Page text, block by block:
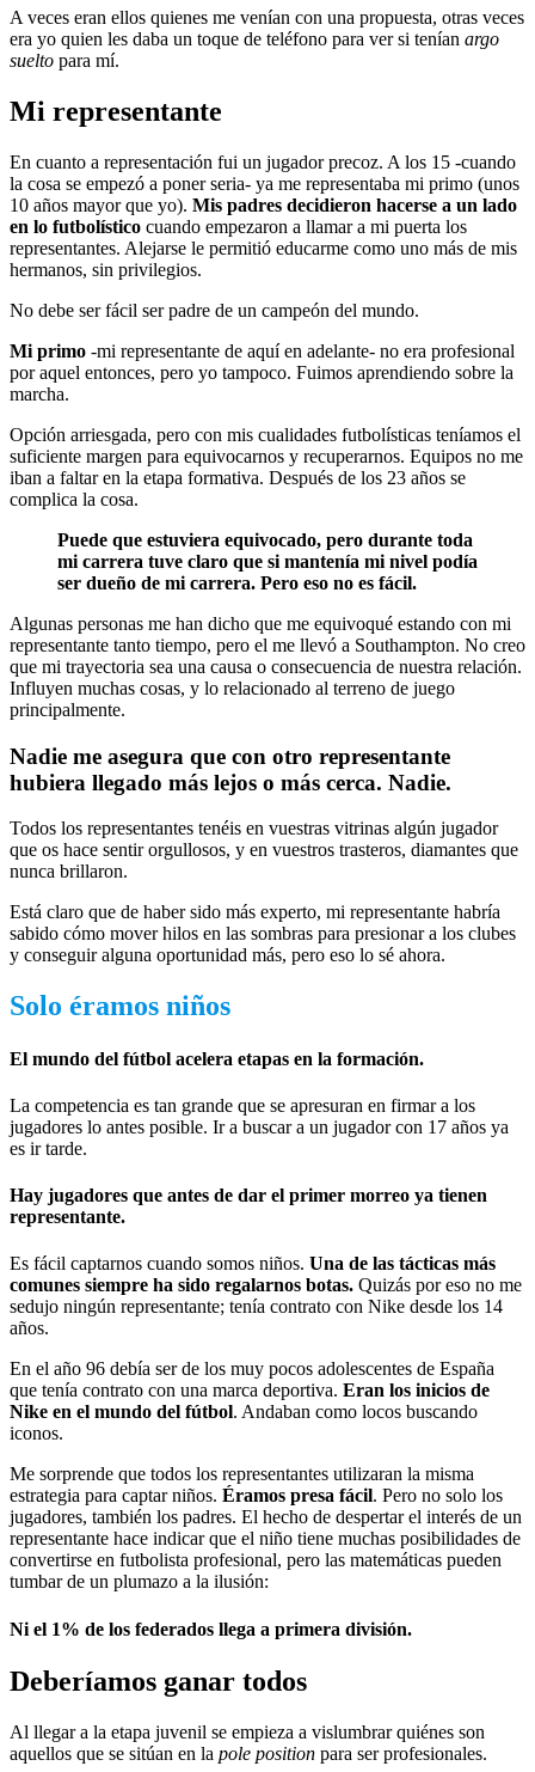
A veces eran ellos quienes me venían con una propuesta, otras veces
era yo quien les daba un toque de teléfono para ver si tenían argo
suelto para mí.
Mi representante
En cuanto a representación fui un jugador precoz. A los 15 -cuando
la cosa se empezó a poner seria- ya me representaba mi primo (unos
10 años mayor que yo). Mis padres decidieron hacerse a un lado
en lo futbolístico cuando empezaron a llamar a mi puerta los
representantes. Alejarse le permitió educarme como uno más de mis
hermanos, sin privilegios.
No debe ser fácil ser padre de un campeón del mundo.
Mi primo -mi representante de aquí en adelante- no era profesional
por aquel entonces, pero yo tampoco. Fuimos aprendiendo sobre la
marcha.
Opción arriesgada, pero con mis cualidades futbolísticas teníamos el
suficiente margen para equivocarnos y recuperarnos. Equipos no me
iban a faltar en la etapa formativa. Después de los 23 años se
complica la cosa.
Puede que estuviera equivocado, pero durante toda
mi carrera tuve claro que si mantenía mi nivel podía
ser dueño de mi carrera. Pero eso no es fácil.
Algunas personas me han dicho que me equivoqué estando con mi
representante tanto tiempo, pero el me llevó a Southampton. No creo
que mi trayectoria sea una causa o consecuencia de nuestra relación.
Influyen muchas cosas, y lo relacionado al terreno de juego
principalmente.
Nadie me asegura que con otro representante
hubiera llegado más lejos o más cerca. Nadie.
Todos los representantes tenéis en vuestras vitrinas algún jugador
que os hace sentir orgullosos, y en vuestros trasteros, diamantes que
nunca brillaron.
Está claro que de haber sido más experto, mi representante habría
sabido cómo mover hilos en las sombras para presionar a los clubes
y conseguir alguna oportunidad más, pero eso lo sé ahora.
Solo éramos niños
El mundo del fútbol acelera etapas en la formación.
La competencia es tan grande que se apresuran en firmar a los
jugadores lo antes posible. Ir a buscar a un jugador con 17 años ya
es ir tarde.
Hay jugadores que antes de dar el primer morreo ya tienen
representante.
Es fácil captarnos cuando somos niños. Una de las tácticas más
comunes siempre ha sido regalarnos botas. Quizás por eso no me
sedujo ningún representante; tenía contrato con Nike desde los 14
años.
En el año 96 debía ser de los muy pocos adolescentes de España
que tenía contrato con una marca deportiva. Eran los inicios de
Nike en el mundo del fútbol. Andaban como locos buscando
iconos.
Me sorprende que todos los representantes utilizaran la misma
estrategia para captar niños. Éramos presa fácil. Pero no solo los
jugadores, también los padres. El hecho de despertar el interés de un
representante hace indicar que el niño tiene muchas posibilidades de
convertirse en futbolista profesional, pero las matemáticas pueden
tumbar de un plumazo a la ilusión:
Ni el 1% de los federados llega a primera división.
Deberíamos ganar todos
Al llegar a la etapa juvenil se empieza a vislumbrar quiénes son
aquellos que se sitúan en la pole position para ser profesionales.